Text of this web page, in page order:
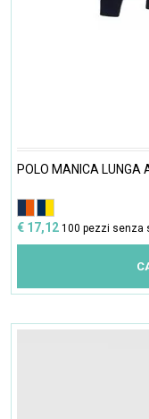
POLO MANICA LUNGA
€ 17,12 100 pezzi senza